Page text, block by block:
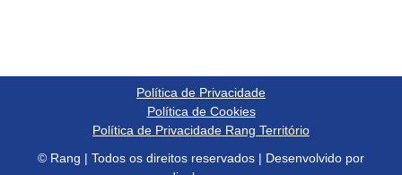
Política de Privacidade
Política de Cookies
Política de Privacidade Rang Território
© Rang | Todos os direitos reservados | Desenvolvido por